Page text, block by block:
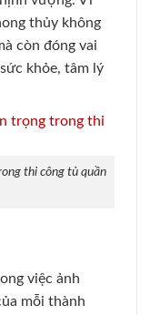
thủy không
còn đóng vai
khỏe, tâm lý
thi công tủ quần
việc ảnh
mỗi thành